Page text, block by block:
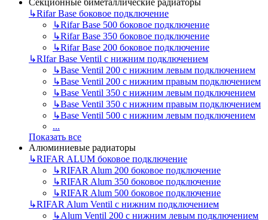
↳Rifar Base боковое подключение
↳Rifar Base 500 боковое подключение
↳Rifar Base 350 боковое подключение
↳Rifar Base 200 боковое подключение
↳RIfar Base Ventil с нижним подключением
↳Base Ventil 200 с нижним левым подключением
↳Base Ventil 200 с нижним правым подключением
↳Base Ventil 350 с нижним левым подключением
↳Base Ventil 350 с нижним правым подключением
↳Base Ventil 500 с нижним левым подключением
...
Показать все
Алюминиевые радиаторы
↳RIFAR ALUM боковое подключение
↳RIFAR Alum 200 боковое подключение
↳RIFAR Alum 350 боковое подключение
↳RIFAR Alum 500 боковое подключение
↳RIFAR Alum Ventil с нижним подключением
↳Alum Ventil 200 с нижним левым подключением